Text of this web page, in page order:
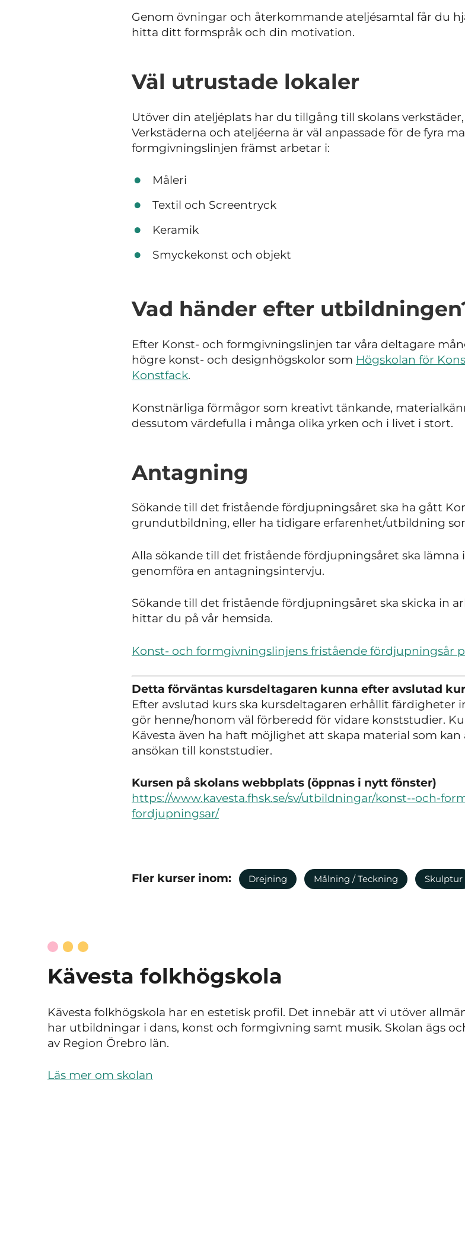
Genom övningar och återkommande ateljésamtal får du
hitta ditt formspråk och din motivation.
Väl utrustade lokaler
Utöver din ateljéplats har du tillgång till skolans
Verkstäderna och ateljéerna är väl anpassade för de fyra
formgivningslinjen främst arbetar i:
Måleri
Textil och Screentryck
Keramik
Smyckekonst och objekt
Vad händer efter
Efter Konst- och formgivningslinjen tar våra deltagare
högre konst- och designhögskolor som Högskolan för
Konstfack.
Konstnärliga förmågor som kreativt tänkande,
dessutom värdefulla i många olika yrken och i livet i stort.
Antagning
Sökande till det fristående fördjupningsåret ska ha gått
grundutbildning, eller ha tidigare erfarenhet/utbildning
Alla sökande till det fristående fördjupningsåret ska
genomföra en antagningsintervju.
Sökande till det fristående fördjupningsåret ska skicka in
hittar du på vår hemsida.
Konst- och formgivningslinjens fristående fördjupningsår
Detta förväntas kursdeltagaren kunna efter avslutad
Efter avslutad kurs ska kursdeltagaren erhållit
gör henne/honom väl förberedd för vidare konststudier.
Kävesta även ha haft möjlighet att skapa material som
ansökan till konststudier.
Kursen på skolans webbplats (öppnas i nytt fönster)
https://www.kavesta.fhsk.se/sv/utbildningar/konst--och-
fordjupningsar/
Fler kurser inom: Drejning Målning / Teckning Skulptur
Kävesta folkhögskola
Kävesta folkhögskola har en estetisk profil. Det innebär att vi utöver
har utbildningar i dans, konst och formgivning samt musik. Skolan ägs
av Region Örebro län.
Läs mer om skolan